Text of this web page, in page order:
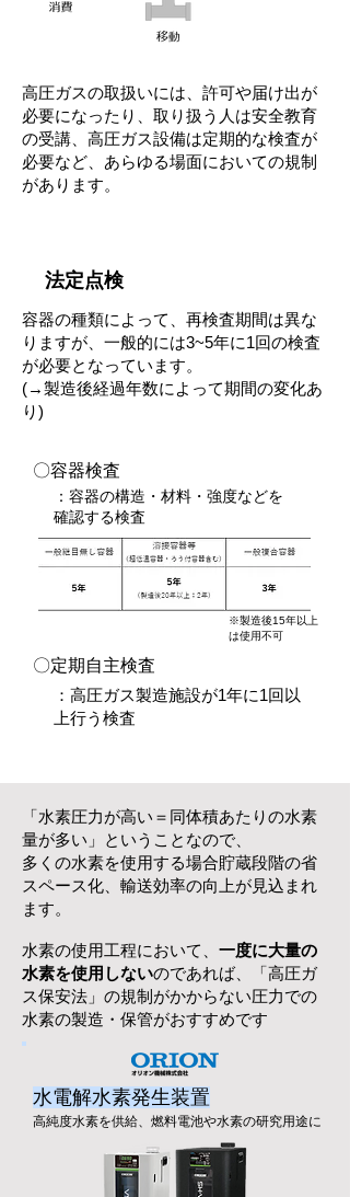
​高圧ガスの取扱いには、許可や届け出が
必要になったり、取り扱う人は安全教育
の受講、高圧ガス設備は定期的な検査が
必要など、あらゆる場面においての規制
があります。
法定点検
容器の種類によって、再検査期間は異な
りますが、一般的には3~5年に1回の検査
が必要となっています。
​(→製造後経過年数によって期間の変化あ
り)
​〇容器検査
：容器の構造・材料・強度などを
確認する検査
​※製造後15年以上
は使用不可
​〇定期自主検査
：高圧ガス製造施設が1年に1回以
上行う検査
「水素圧力が高い＝同体積あたりの水素
量が多い」ということなので、
​多くの水素を使用する場合貯蔵段階の省
スペース化、輸送効率の向上が見込まれ
ます。​
​水素の使用工程において、 一度に大量の
水素を使用しないのであれば、「高圧ガ
ス保安法」の規制がかからない圧力での
水素の製造・保管がおすすめです
水電解水素発生装置
​高純度水素を供給、燃料電池や水素の研究用途に